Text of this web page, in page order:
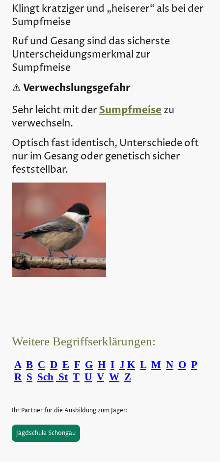
Klingt kratziger und „heiserer“ als bei der
Sumpfmeise
Ruf und Gesang sind das sicherste
Unterscheidungsmerkmal zur
Sumpfmeise
⚠️Verwechslungsgefahr
Sehr leicht mit der Sumpfmeise zu
verwechseln.
Optisch fast identisch, Unterschiede oft
nur im Gesang oder genetisch sicher
feststellbar.
Weitere Begriffserklärungen:
A B C D E F G H I J K L M N O P
R S Sch St T U V W Z
Ihr Partner für die Ausbildung zum Jäger:
Jagdschule Schongau